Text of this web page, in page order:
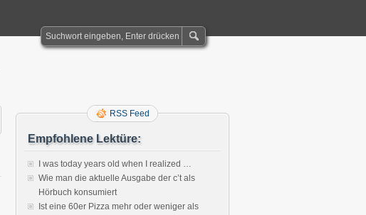
RSS Feed
Empfohlene Lektüre:
I was today years old when I realized …
Wie man die aktuelle Ausgabe der c’t als
Hörbuch konsumiert
Ist eine 60er Pizza mehr oder weniger als